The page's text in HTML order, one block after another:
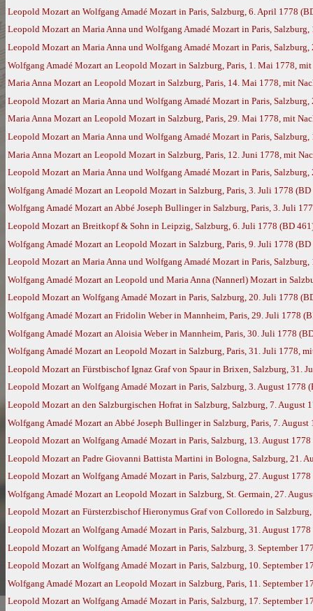
Leopold Mozart an Wolfgang Amadé Mozart in Paris, Salzburg, 6. April 1778
Leopold Mozart an Maria Anna und Wolfgang Amadé Mozart in Paris,
Leopold Mozart an Maria Anna und Wolfgang Amadé Mozart in Paris,
Wolfgang Amadé Mozart an Leopold Mozart in Salzburg, Paris, 1. Mai 1778,
Maria Anna Mozart an Leopold Mozart in Salzburg, Paris, 14. Mai 1778, mit
Leopold Mozart an Maria Anna und Wolfgang Amadé Mozart in Paris,
Maria Anna Mozart an Leopold Mozart in Salzburg, Paris, 29. Mai 1778, mit
Leopold Mozart an Maria Anna und Wolfgang Amadé Mozart in Paris,
Maria Anna Mozart an Leopold Mozart in Salzburg, Paris, 12. Juni 1778, mit
Leopold Mozart an Maria Anna und Wolfgang Amadé Mozart in Paris,
Wolfgang Amadé Mozart an Leopold Mozart in Salzburg, Paris, 3. Juli 1778 (BD
Wolfgang Amadé Mozart an Abbé Joseph Bullinger in Salzburg, Paris, 3. Juli
Leopold Mozart an Breitkopf & Sohn in Leipzig, Salzburg, 6. Juli 1778 (BD
Wolfgang Amadé Mozart an Leopold Mozart in Salzburg, Paris, 9. Juli 1778 (BD
Leopold Mozart an Maria Anna und Wolfgang Amadé Mozart in Paris,
Wolfgang Amadé Mozart an Leopold und Maria Anna (Nannerl) Mozart in
Leopold Mozart an Wolfgang Amadé Mozart in Paris, Salzburg, 20. Juli 1778
Wolfgang Amadé Mozart an Fridolin Weber in Mannheim, Paris, 29. Juli 1778
Wolfgang Amadé Mozart an Aloisia Weber in Mannheim, Paris, 30. Juli 1778
Wolfgang Amadé Mozart an Leopold Mozart in Salzburg, Paris, 31. Juli 1778,
Leopold Mozart an Fürstbischof Ignaz Graf von Spaur in Brixen, Salzburg, 31.
Leopold Mozart an Wolfgang Amadé Mozart in Paris, Salzburg, 3. August 1778
Leopold Mozart an den Salzburgischen Hofrat in Salzburg, Salzburg, 7. August
Wolfgang Amadé Mozart an Abbé Joseph Bullinger in Salzburg, Paris, 7. August
Leopold Mozart an Wolfgang Amadé Mozart in Paris, Salzburg, 13. August
Leopold Mozart an Padre Giovanni Battista Martini in Bologna, Salzburg, 21.
Leopold Mozart an Wolfgang Amadé Mozart in Paris, Salzburg, 27. August
Wolfgang Amadé Mozart an Leopold Mozart in Salzburg, St. Germain, 27.
Leopold Mozart an Fürsterzbischof Hieronymus Graf von Colloredo in
Leopold Mozart an Wolfgang Amadé Mozart in Paris, Salzburg, 31. August
Leopold Mozart an Wolfgang Amadé Mozart in Paris, Salzburg, 3. September
Leopold Mozart an Wolfgang Amadé Mozart in Paris, Salzburg, 10.
Wolfgang Amadé Mozart an Leopold Mozart in Salzburg, Paris, 11. September
Leopold Mozart an Wolfgang Amadé Mozart in Paris, Salzburg, 17. September